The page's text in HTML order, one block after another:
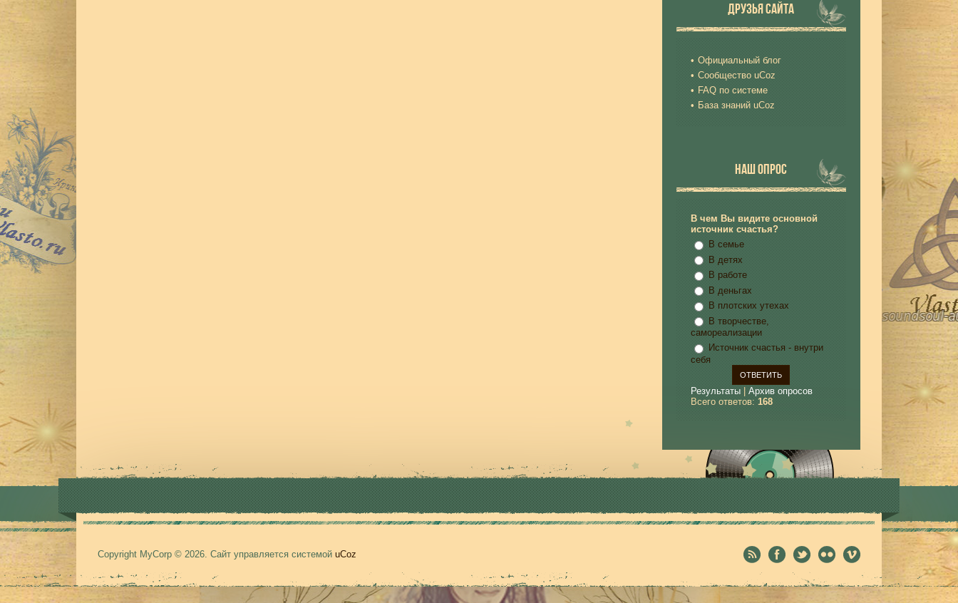
ДРУЗЬЯ САЙТА
Официальный блог
Сообщество uCoz
FAQ по системе
База знаний uCoz
НАШ ОПРОС
В чем Вы видите основной
источник счастья?
В семье
В детях
В работе
В деньгах
В плотских утехах
В творчестве,
самореализации
Источник счастья - внутри
себя
Результаты| Архив опросов
Всего ответов: 168
Copyright MyCorp © 2026. Сайт управляется системой uCoz